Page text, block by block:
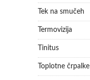
Tek na smučeh
Termovizija
Tinitus
Toplotne črpalke